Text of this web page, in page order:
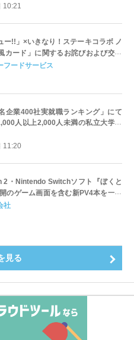
10:21
ー!!」×いきなり！ステーキコラボ ノ
カード」に関するお詫びおよび交換
案内
フードサービス
企業400社実就職ランキング」にて
人以上2,000人未満の私立大学で
！～実就職率は26.5%（前年比＋
京の私立大学でも10位にランクイン
11:20
2・Nintendo Switchソフト『ぼくと
のゲーム画面を含む新PV4本を一挙
社
見る